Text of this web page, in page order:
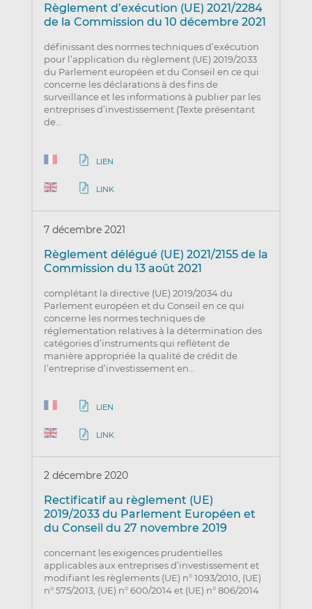
Règlement d’exécution (UE) 2021/2284
de la Commission du 10 décembre 2021
définissant des normes techniques d’exécution
pour l’application du règlement (UE) 2019/2033
du Parlement européen et du Conseil en ce qui
concerne les déclarations à des fins de
surveillance et les informations à publier par les
entreprises d’investissement (Texte présentant
de…
LIEN
LINK
7 décembre 2021
Règlement délégué (UE) 2021/2155 de la
Commission du 13 août 2021
complétant la directive (UE) 2019/2034 du
Parlement européen et du Conseil en ce qui
concerne les normes techniques de
réglementation relatives à la détermination des
catégories d’instruments qui reflètent de
manière appropriée la qualité de crédit de
l’entreprise d’investissement en…
LIEN
LINK
2 décembre 2020
Rectificatif au règlement (UE)
2019/2033 du Parlement Européen et
du Conseil du 27 novembre 2019
concernant les exigences prudentielles
applicables aux entreprises d’investissement et
modifiant les règlements (UE) n° 1093/2010, (UE)
n° 575/2013, (UE) n° 600/2014 et (UE) n° 806/2014